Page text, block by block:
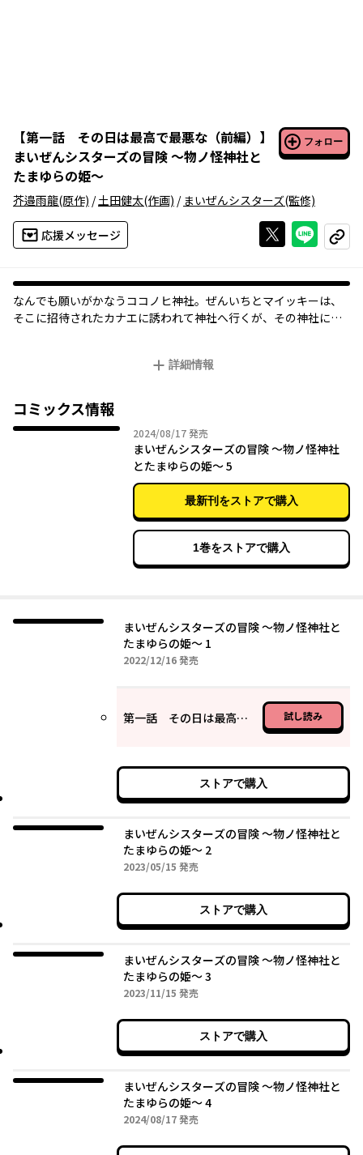
【第一話 その日は最高で最悪な（前編） 】
まいぜんシスターズの冒険 ～物ノ怪神社と
たまゆらの姫～
フォロー
芥邉雨龍(原作) /土田健太(作画) / まいぜんシスターズ(監修)
応援メッセージ Xで投稿する
ライン
コピー
なんでも願いがかなうココノヒ神社。ぜんいちとマイッキーは、
そこに招待されたカナエに誘われて神社へ行くが、その神社には
詳細情報
コミックス情報
2024/08/172024年08月17日
発売
まいぜんシスターズの冒険 ～物ノ怪神社
とたまゆらの姫～ 5
最新刊をストアで購入
1巻をストアで購入
まいぜんシスターズの冒険 ～物ノ怪神社と
たまゆらの姫～ 1
2022/12/162022年12月16日
発売
第一話 その日は最高で最悪な（前編） 試し読み
ストアで購入
まいぜんシスターズの冒険 ～物ノ怪神社と
たまゆらの姫～ 2
2023/05/15 2023年05月15日
発売
ストアで購入
まいぜんシスターズの冒険 ～物ノ怪神社と
たまゆらの姫～ 3
2023/11/15 2023年11月15日
発売
ストアで購入
まいぜんシスターズの冒険 ～物ノ怪神社と
たまゆらの姫～ 4
2024/08/172024年08月17日
発売